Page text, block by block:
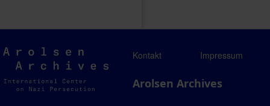
Arolsen
Archives
Kontakt Impressum
Arolsen Archives